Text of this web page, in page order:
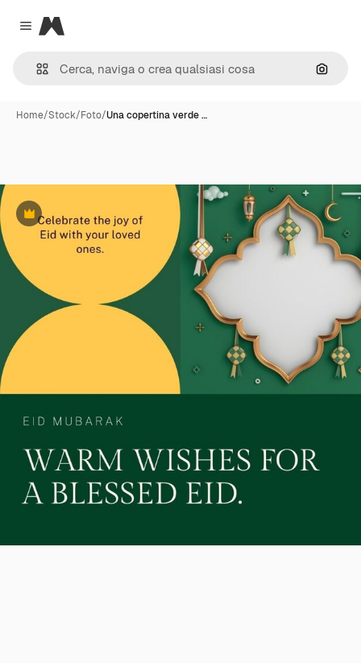
Close menu
Magnific
Cerca
Home/Stock/Foto/Una copertina verde …
Premium